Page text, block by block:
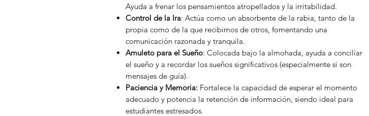
Ayuda a frenar los pensamientos atropellados y la irritabilidad.
Control de la Ira: Actúa como un absorbente de la rabia, tanto de la
propia como de la que recibimos de otros, fomentando una
comunicación razonada y tranquila.
Amuleto para el Sueño: Colocada bajo la almohada, ayuda a conciliar
el sueño y a recordar los sueños significativos (especialmente si son
mensajes de guía).
Paciencia y Memoria: Fortalece la capacidad de esperar el momento
adecuado y potencia la retención de información, siendo ideal para
estudiantes estresados.